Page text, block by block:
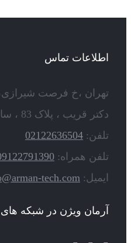
اطلاعات تماس
تهران ،خ فرصت شیرازی،
دکتر قریب ، پلاک 83 ، ساختمان 111
تلفن: 02122636504
تلفن همراه:
ایمیل: tech.com
آرمان ویژن در شبکه